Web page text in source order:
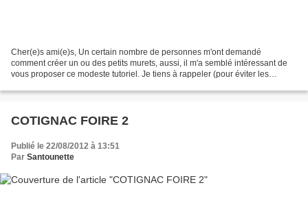
Cher(e)s ami(e)s, Un certain nombre de personnes m'ont demandé
comment créer un ou des petits murets, aussi, il m'a semblé intéressant de
vous proposer ce modeste tutoriel. Je tiens à rappeler (pour éviter les
COTIGNAC FOIRE 2
Publié le 22/08/2012 à 13:51
Par Santounette